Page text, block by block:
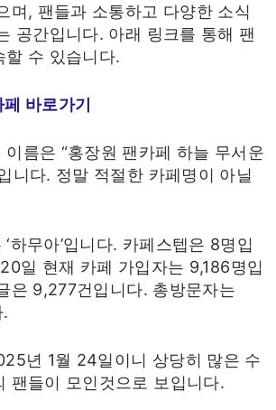
며, 팬들과 소통하고 다양한 소식
공간입니다. 아래 링크를 통해 팬
할 수 있습니다.
바로가기
름은 “홍장원 팬카페 하늘 무서운
니다. 정말 적절한 카페명이 아닐
하무아’입니다. 카페스텝은 8명입
일 현재 카페 가입자는 9,186명입
은 9,277건입니다. 총방문자는
년 1월 24일이니 상당히 많은 수
팬들이 모인것으로 보입니다.